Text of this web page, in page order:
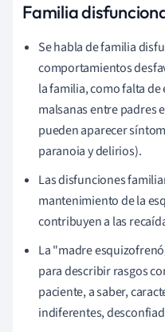
Familia
Se habla de familia
comportamientos
la familia, como falta
malsanas entre padres
pueden aparecer
paranoia y delirios).
Las disfunciones
mantenimiento de la
contribuyen a las
La "madre
para describir rasgos
paciente, a saber,
indiferentes,